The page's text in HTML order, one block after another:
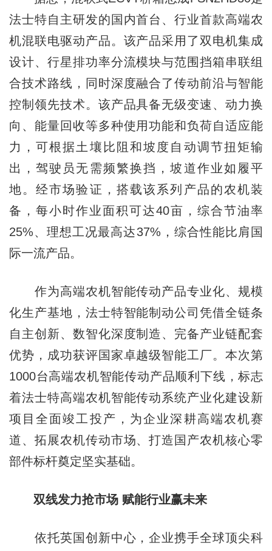
法士特自主研发的国内首台、行业首款高端农
机混联电驱动产品。该产品采用了双电机集成
设计、行星排功率分流模块与范围挡箱串联组
合技术路线，同时深度融合了传动前沿与智能
控制领先技术。该产品具备无级变速、动力换
向、能量回收等多种使用功能和负荷自适应能
力，可根据土壤比阻和坡度自动调节扭矩输
出，驾驶员无需频繁换挡，坡道作业如履平
地。经市场验证，搭载该系列产品的农机装
备，每小时作业面积可达40亩，综合节油率
25%、理想工况最高达37%，综合性能比肩国
际一流产品。
作为高端农机智能传动产品专业化、规模
化生产基地，法士特智能制动公司凭借全链条
自主创新、数智化深度制造、完备产业链配套
优势，成功获评国家卓越级智能工厂。本次第
1000台高端农机智能传动产品顺利下线，标志
着法士特高端农机智能传动系统产业化建设新
项目全面竣工投产，为企业深耕高端农机赛
道、拓展农机传动市场、打造国产农机核心零
部件标杆奠定坚实基础。
双线发力抢市场 赋能行业赢未来
依托英国创新中心，企业携手全球顶尖科